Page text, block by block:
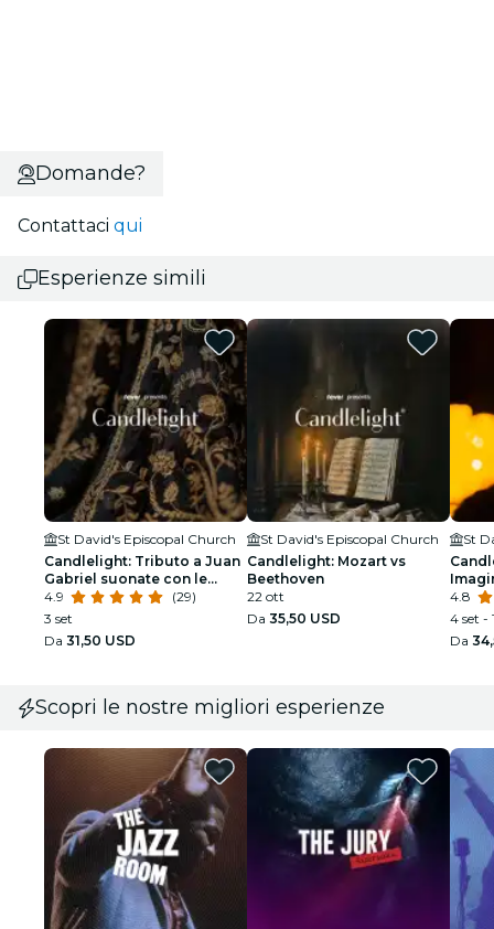
Domande?
Contattaci qui
Esperienze simili
St David's Episcopal Church
Candlelight: Tributo a Juan
Gabriel suonate con le
corde
4.9
(29)
3 set
Da 31,50 USD
St David's Episcopal Church
Candlelight: Mozart vs
Beethoven
22 ott
Da 35,50 USD
St
4.8
4 set -
Da
Scopri le nostre migliori esperienze